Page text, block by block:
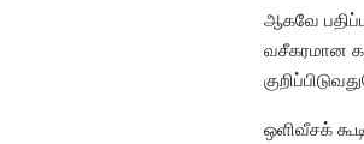
ஆகவே
வசீகரமான
ஒளிவீசக்